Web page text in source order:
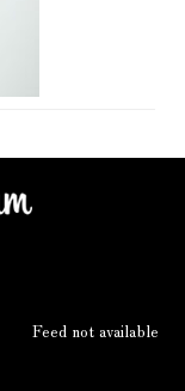
Feed not available